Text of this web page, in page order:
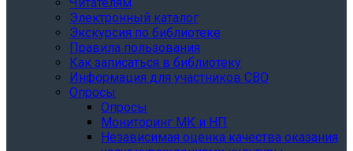
Электронный каталог
Экскурсия по библиотеке
Правила пользования
Как записаться в библиотеку
Информация для участников СВО
Опросы
Опросы
Мониторинг МК и НП
Независимая оценка качества оказания